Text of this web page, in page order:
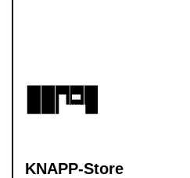
KNAPP-Store